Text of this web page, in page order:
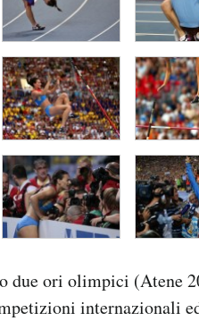
due ori olimpici (Atene
internazionali